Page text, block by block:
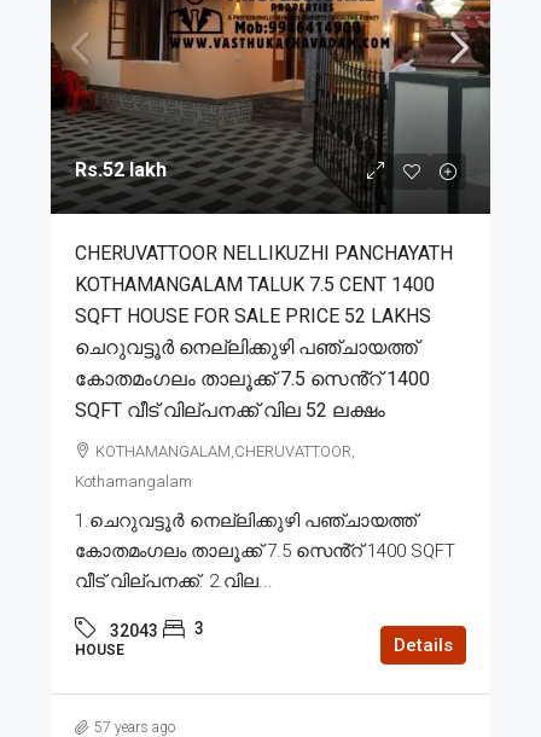
Rs.52 lakh
CHERUVATTOOR NELLIKUZHI PANCHAYATH
KOTHAMANGALAM TALUK 7.5 CENT 1400
SQFT HOUSE FOR SALE PRICE 52 LAKHS
ചെറുവട്ടൂർ നെല്ലിക്കുഴി പഞ്ചായത്ത്
കോതമംഗലം താലൂക്ക് 7.5 സെൻ്റ് 1400
SQFT വീട് വില്പനക്ക് വില 52 ലക്ഷം
KOTHAMANGALAM,CHERUVATTOOR,
Kothamangalam
1.ചെറുവട്ടൂർ നെല്ലിക്കുഴി പഞ്ചായത്ത്
കോതമംഗലം താലൂക്ക് 7.5 സെൻ്റ് 1400 SQFT
വീട് വില്പനക്ക്. 2.വില...
32043 3
HOUSE Details
57 years ago